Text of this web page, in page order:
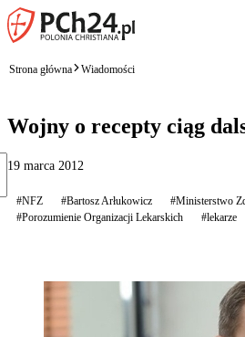
Strona główna Wiadomości
Wojny o recepty ciąg
19 marca 2012
#NFZ #Bartosz Arłukowicz #Ministerstwo
#Porozumienie Organizacji Lekarskich
#lekarze